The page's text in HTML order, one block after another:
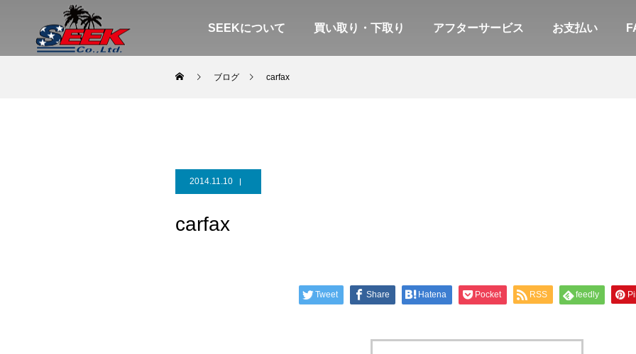
SEEKについて 買い取り・下取り アフターサービス お支払い
ブログ carfax
2014.11.10
carfax
Tweet Share Hatena Pocket RSS feedly